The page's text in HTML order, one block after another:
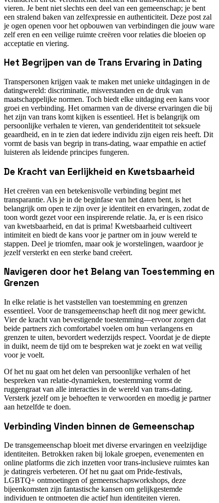
vieren. Je bent niet slechts een deel van een gemeenschap; je bent
een stralend baken van zelfexpressie en authenticiteit. Deze post zal
je ogen openen voor het opbouwen van verbindingen die jouw ware
zelf eren en een veilige ruimte creëren voor relaties die bloeien op
acceptatie en viering.
Het Begrijpen van de Trans Ervaring in Dating
Transpersonen krijgen vaak te maken met unieke uitdagingen in de
datingwereld: discriminatie, misverstanden en de druk van
maatschappelijke normen. Toch biedt elke uitdaging een kans voor
groei en verbinding. Het omarmen van de diverse ervaringen die bij
het zijn van trans komt kijken is essentieel. Het is belangrijk om
persoonlijke verhalen te vieren, van genderidentiteit tot seksuele
geaardheid, en in te zien dat iedere individu zijn eigen reis heeft. Dit
vormt de basis van begrip in trans-dating, waar empathie en actief
luisteren als leidende principes fungeren.
De Kracht van Eerlijkheid en Kwetsbaarheid
Het creëren van een betekenisvolle verbinding begint met
transparantie. Als je in de beginfase van het daten bent, is het
belangrijk om open te zijn over je identiteit en ervaringen, zodat de
toon wordt gezet voor een inspirerende relatie. Ja, er is een risico
van kwetsbaarheid, en dat is prima! Kwetsbaarheid cultiveert
intimiteit en biedt de kans voor je partner om in jouw wereld te
stappen. Deel je triomfen, maar ook je worstelingen, waardoor je
jezelf versterkt en een sterke band creëert.
Navigeren door het Belang van Toestemming en
Grenzen
In elke relatie is het vaststellen van toestemming en grenzen
essentieel. Voor de transgemeenschap heeft dit nog meer gewicht.
Vier de kracht van bevestigende toestemming—ervoor zorgen dat
beide partners zich comfortabel voelen om hun verlangens en
grenzen te uiten, bevordert wederzijds respect. Voordat je de diepte
in duikt, neem de tijd om te bespreken wat je zoekt en wat veilig
voor je voelt.
Of het nu gaat om het delen van persoonlijke verhalen of het
bespreken van relatie-dynamieken, toestemming vormt de
ruggengraat van alle interacties in de wereld van trans-dating.
Versterk jezelf om je behoeften te verwoorden en moedig je partner
aan hetzelfde te doen.
Verbinding Vinden binnen de Gemeenschap
De transgemeenschap bloeit met diverse ervaringen en veelzijdige
identiteiten. Betrokken raken bij lokale groepen, evenementen en
online platforms die zich inzetten voor trans-inclusieve ruimtes kan
je datingreis verbeteren. Of het nu gaat om Pride-festivals,
LGBTQ+ ontmoetingen of gemeenschapsworkshops, deze
bijeenkomsten zijn fantastische kansen om gelijkgestemde
individuen te ontmoeten die actief hun identiteiten vieren.